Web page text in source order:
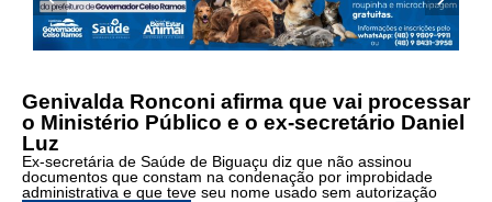
Genivalda Ronconi afirma que vai processar
o Ministério Público e o ex-secretário Daniel
Luz
Ex-secretária de Saúde de Biguaçu diz que não assinou
documentos que constam na condenação por improbidade
administrativa e que teve seu nome usado sem autorização